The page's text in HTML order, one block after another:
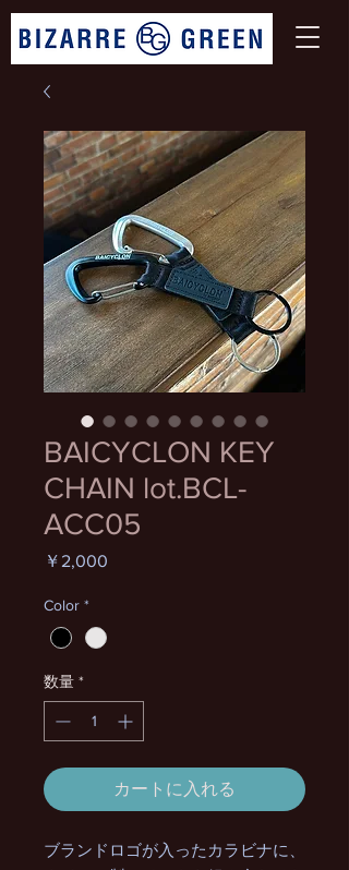
BAICYCLON KEY
CHAIN lot.BCL-
ACC05
￥2,000
Color *
数量 *
カートに入れる
ブランドロゴが入ったカラビナに、